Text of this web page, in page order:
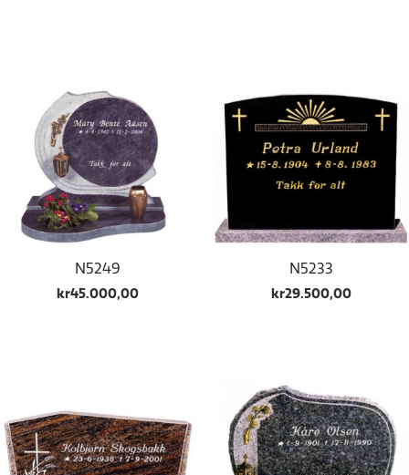
N5249
kr45.000,00
N5233
kr29.500,00